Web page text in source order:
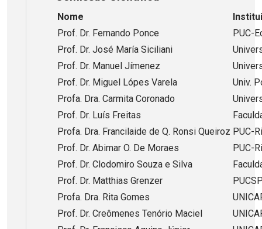
Nome
Prof. Dr. Fernando Ponce
PUC-
Prof. Dr. José María Siciliani
Prof. Dr. Manuel Jímenez
Prof. Dr. Miguel Lópes Varela
Univ.
Profa. Dra. Carmita Coronado
Prof. Dr. Luís Freitas
Profa. Dra. Francilaide de Q. Ronsi Queiroz PUC-
Prof. Dr. Abimar O. De Moraes
PUC-
Prof. Dr. Clodomiro Souza e Silva
Prof. Dr. Matthias Grenzer
Profa. Dra. Rita Gomes
Prof. Dr. Creômenes Tenório Maciel